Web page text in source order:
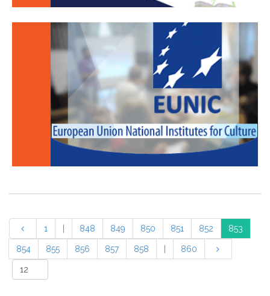
1 848 849 850 851 852 853
854 855 856 857 858 860